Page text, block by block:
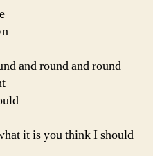
and round and round
it is you think I should